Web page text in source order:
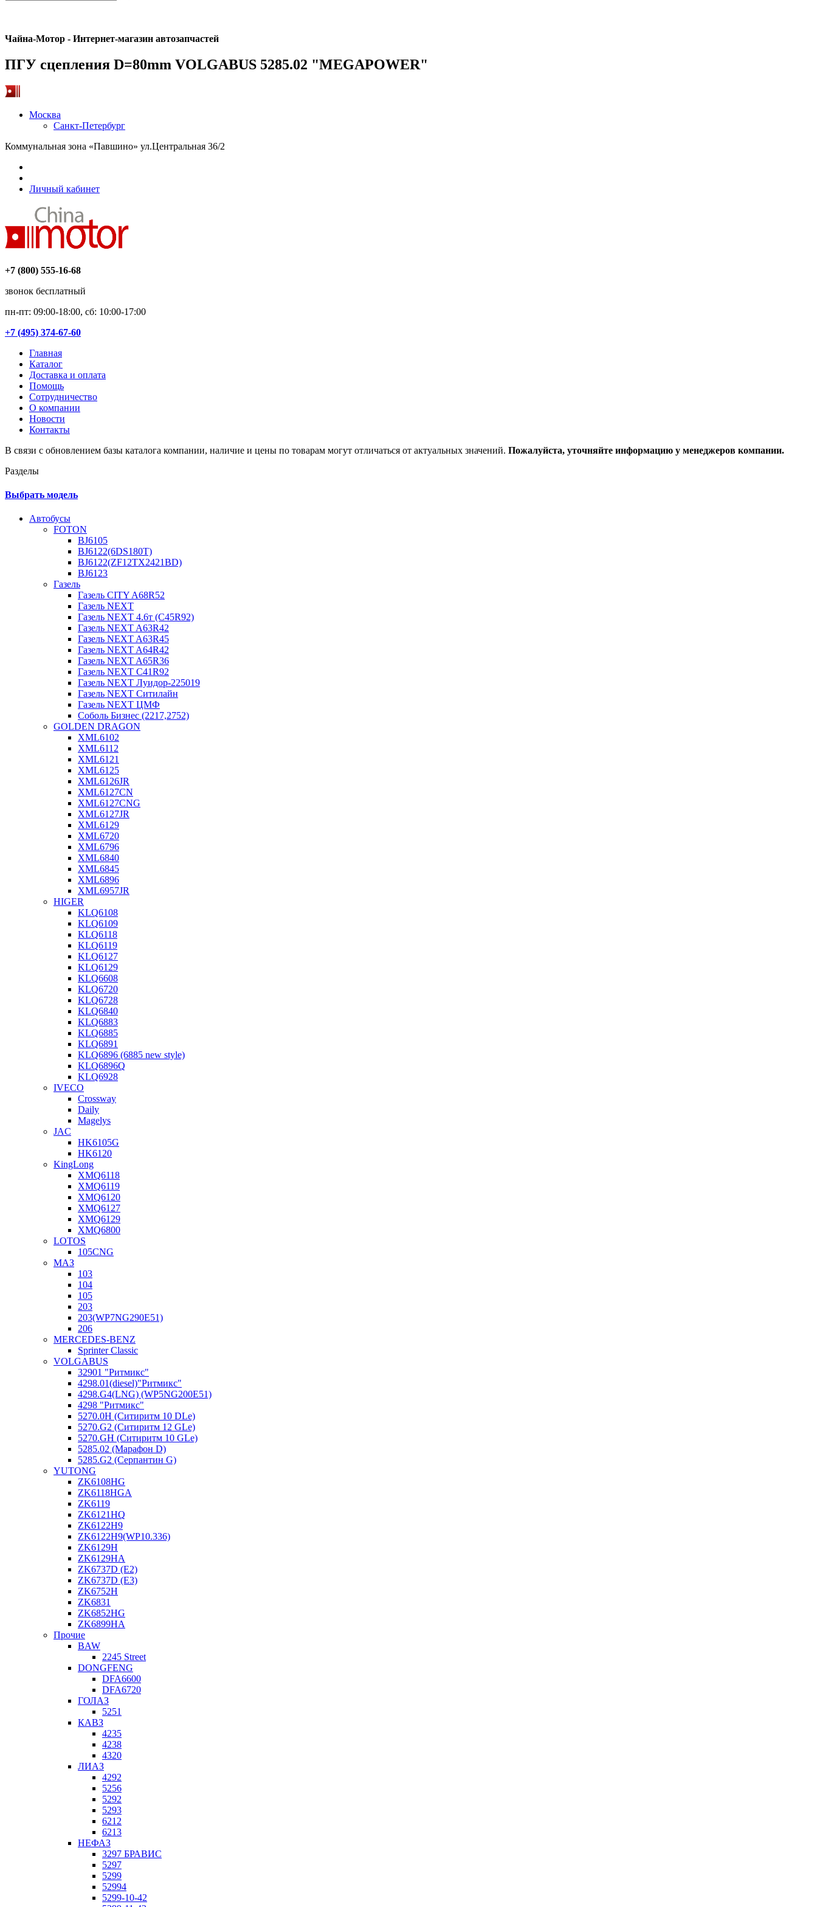
Чайна-Мотор - Интернет-магазин автозапчастей
ПГУ сцепления D=80mm VOLGABUS 5285.02 "MEGAPOWER"
Москва
Санкт-Петербург
Коммунальная зона «Павшино» ул.Центральная 36/2
Личный кабинет
+7 (800) 555-16-68
звонок бесплатный
пн-пт: 09:00-18:00, сб: 10:00-17:00
+7 (495) 374-67-60
Главная
Каталог
Доставка и оплата
Помощь
Сотрудничество
О компании
Новости
Контакты
В связи с обновлением базы каталога компании, наличие и цены по товарам могут отличаться от актуальных значений. Пожалуйста, уточняйте информацию у менеджеров компании.
Разделы
Выбрать модель
Автобусы
FOTON
BJ6105
BJ6122(6DS180T)
BJ6122(ZF12TX2421BD)
BJ6123
Газель
Газель CITY A68R52
Газель NEXT
Газель NEXT 4.6т (C45R92)
Газель NEXT A63R42
Газель NEXT A63R45
Газель NEXT A64R42
Газель NEXT A65R36
Газель NEXT C41R92
Газель NEXT Луидор-225019
Газель NEXT Ситилайн
Газель NEXT ЦМФ
Соболь Бизнес (2217,2752)
GOLDEN DRAGON
XML6102
XML6112
XML6121
XML6125
XML6126JR
XML6127CN
XML6127CNG
XML6127JR
XML6129
XML6720
XML6796
XML6840
XML6845
XML6896
XML6957JR
HIGER
KLQ6108
KLQ6109
KLQ6118
KLQ6119
KLQ6127
KLQ6129
KLQ6608
KLQ6720
KLQ6728
KLQ6840
KLQ6883
KLQ6885
KLQ6891
KLQ6896 (6885 new style)
KLQ6896Q
KLQ6928
IVECO
Crossway
Daily
Magelys
JAC
HK6105G
HK6120
KingLong
XMQ6118
XMQ6119
XMQ6120
XMQ6127
XMQ6129
XMQ6800
LOTOS
105CNG
МАЗ
103
104
105
203
203(WP7NG290E51)
206
MERCEDES-BENZ
Sprinter Classic
VOLGABUS
32901 "Ритмикc"
4298.01(diesel)"Ритмикс"
4298.G4(LNG) (WP5NG200E51)
4298 "Ритмикс"
5270.0H (Ситиритм 10 DLe)
5270.G2 (Ситиритм 12 GLe)
5270.GH (Ситиритм 10 GLe)
5285.02 (Марафон D)
5285.G2 (Серпантин G)
YUTONG
ZK6108HG
ZK6118HGA
ZK6119
ZK6121HQ
ZK6122H9
ZK6122H9(WP10.336)
ZK6129H
ZK6129HA
ZK6737D (E2)
ZK6737D (E3)
ZK6752H
ZK6831
ZK6852HG
ZK6899HA
Прочие
BAW
2245 Street
DONGFENG
DFA6600
DFA6720
ГОЛАЗ
5251
КАВЗ
4235
4238
4320
ЛИАЗ
4292
5256
5292
5293
6212
6213
НЕФАЗ
3297 БРАВИС
5297
5299
52994
5299-10-42